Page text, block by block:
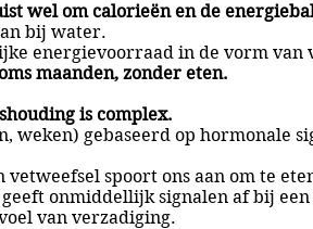
wel om calorieën en de
bij water.
energievoorraad in de vorm van
maanden, zonder eten.
is complex.
weken) gebaseerd op hormonale
spoort ons aan om te
onmiddellijk signalen af bij
van verzadiging.